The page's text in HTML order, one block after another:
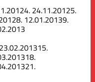
4. 24.11.20125.
8. 12.01.20139.
23.02.201315.
18.
21.